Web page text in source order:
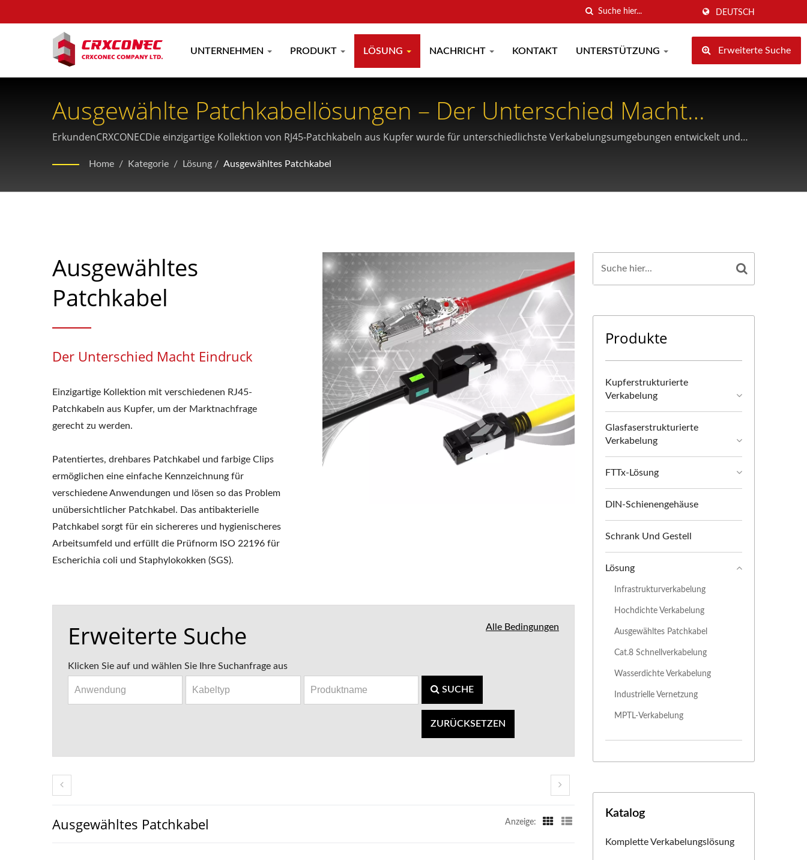
DEUTSCH
UNTERNEHMEN PRODUKT LÖSUNG NACHRICHT KONTAKT UNTERSTÜTZUNG Erweiterte Suche
Ausgewählte Patchkabellösungen – Der Unterschied Macht
Eindruck
ErkundenCRXCONECDie einzigartige Kollektion von RJ45-Patchkabeln aus Kupfer wurde für unterschiedlichste Verkabelungsumgebungen entwickelt und
Home / Kategorie / Lösung / Ausgewähltes Patchkabel
Ausgewähltes
Patchkabel
Der Unterschied Macht Eindruck
Einzigartige Kollektion mit verschiedenen RJ45-
Patchkabeln aus Kupfer, um der Marktnachfrage
gerecht zu werden.
Patentiertes, drehbares Patchkabel und farbige Clips
ermöglichen eine einfache Kennzeichnung für
verschiedene Anwendungen und lösen so das Problem
unübersichtlicher Patchkabel. Das antibakterielle
Patchkabel sorgt für ein sichereres und hygienischeres
Arbeitsumfeld und erfüllt die Prüfnorm ISO 22196 für
Escherichia coli und Staphylokokken (SGS).
Alle Bedingungen
Erweiterte Suche
Klicken Sie auf und wählen Sie Ihre Suchanfrage aus
SUCHE
ZURÜCKSETZEN
Ausgewähltes Patchkabel Anzeige:
Produkte
Kupferstrukturierte
Verkabelung
Glasfaserstrukturierte
Verkabelung
FTTx-Lösung
DIN-Schienengehäuse
Schrank Und Gestell
Lösung
Infrastrukturverkabelung
Hochdichte Verkabelung
Ausgewähltes Patchkabel
Cat.8 Schnellverkabelung
Wasserdichte Verkabelung
Industrielle Vernetzung
MPTL-Verkabelung
Katalog
Komplette Verkabelungslösung